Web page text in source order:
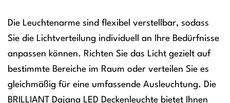
Die Leuchtenarme sind flexibel verstellbar, sodass
Sie die Lichtverteilung individuell an Ihre Bedürfnisse
anpassen können. Richten Sie das Licht gezielt auf
bestimmte Bereiche im Raum oder verteilen Sie es
gleichmäßig für eine umfassende Ausleuchtung. Die
BRILLIANT Dajana LED Deckenleuchte bietet Ihnen